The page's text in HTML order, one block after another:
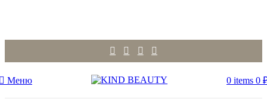
Меню 0 items 0